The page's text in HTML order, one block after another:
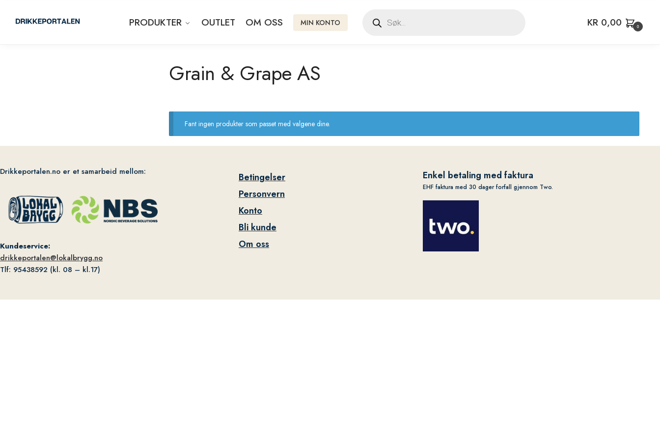
PRODUKTER OUTLET OM OSS MIN KONTO KR 0,00 0
Grain & Grape AS
Fant ingen produkter som passet med valgene dine.
Drikkeportalen.no er et samarbeid mellom:
Kundeservice:
drikkeportalen@lokalbrygg.no
Tlf: 95438592 (kl. 08 – kl.17)
Betingelser
Personvern
Konto
Bli kunde
Om oss
Enkel betaling med faktura
EHF faktura med 30 dager forfall gjennom Two.